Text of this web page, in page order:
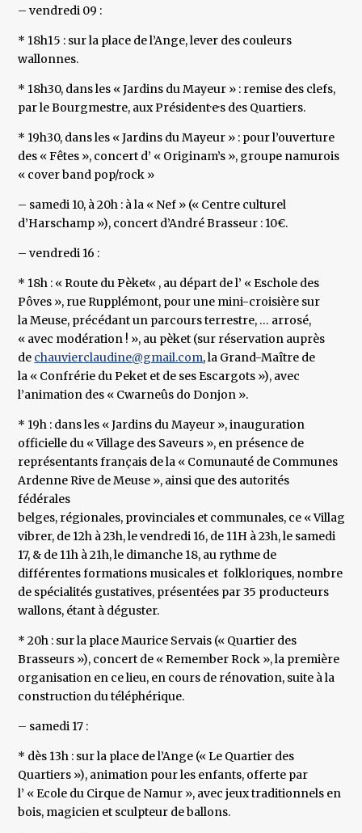
– vendredi 09 :
* 18h15 : sur la place de l’Ange, lever des couleurs
wallonnes.
* 18h30, dans les « Jardins du Mayeur » : remise des clefs,
par le Bourgmestre, aux Président·e·s des Quartiers.
* 19h30, dans les « Jardins du Mayeur » : pour l’ouverture
des « Fêtes », concert d’ « Originam’s », groupe namurois
« cover band pop/rock »
– samedi 10, à 20h : à la « Nef » (« Centre culturel
d’Harschamp »), concert d’André Brasseur : 10€.
– vendredi 16 :
* 18h : « Route du Pèket« , au départ de l’ « Eschole des
Pôves », rue Rupplémont, pour une mini-croisière sur
la Meuse, précédant un parcours terrestre, … arrosé,
« avec modération ! », au pèket (sur réservation auprès
de chauvierclaudine@gmail.com, la Grand-Maître de
la « Confrérie du Peket et de ses Escargots »), avec
l’animation des « Cwarneûs do Donjon ».
* 19h : dans les « Jardins du Mayeur », inauguration
officielle du « Village des Saveurs », en présence de
représentants français de la « Comunauté de Communes
Ardenne Rive de Meuse », ainsi que des autorités
fédérales
belges, régionales, provinciales et communales, ce « Village
vibrer, de 12h à 23h, le vendredi 16, de 11H à 23h, le samedi
17, & de 11h à 21h, le dimanche 18, au rythme de
différentes formations musicales et folkloriques, nombre
de spécialités gustatives, présentées par 35 producteurs
wallons, étant à déguster.
* 20h : sur la place Maurice Servais (« Quartier des
Brasseurs »), concert de « Remember Rock », la première
organisation en ce lieu, en cours de rénovation, suite à la
construction du téléphérique.
– samedi 17 :
* dès 13h : sur la place de l’Ange (« Le Quartier des
Quartiers »), animation pour les enfants, offerte par
l’ « Ecole du Cirque de Namur », avec jeux traditionnels en
bois, magicien et sculpteur de ballons.